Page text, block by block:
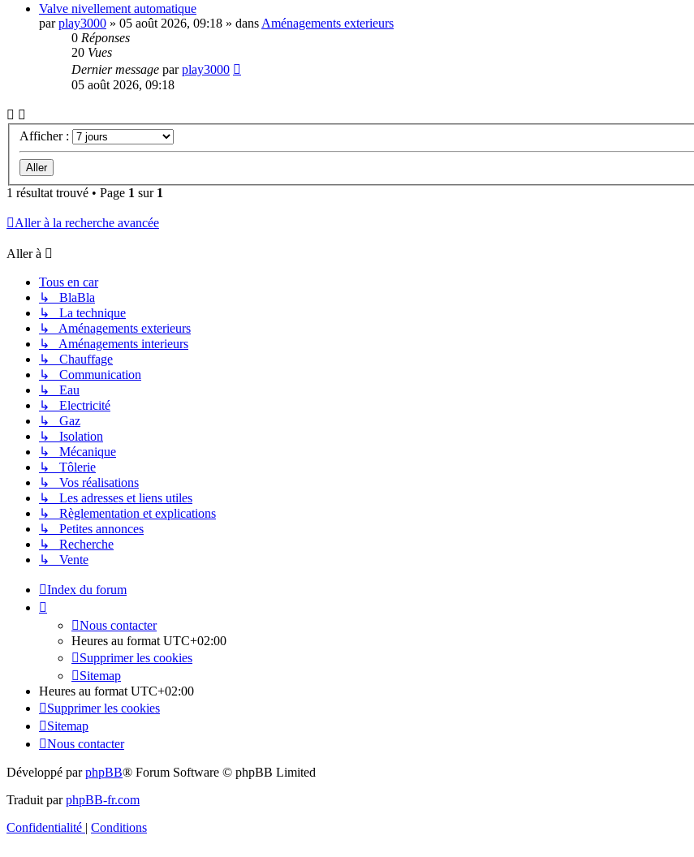
Valve nivellement automatique
parplay3000 » 05 août 2026, 09:18 » dans Aménagements exterieurs
0 Réponses
20 Vues
Dernier message parplay3000
05 août 2026, 09:18
Afficher :
1 résultat trouvé • Page 1 sur 1
Aller à la recherche avancée
Aller à
Tous en car
↳ BlaBla
↳ La technique
↳ Aménagements exterieurs
↳ Aménagements interieurs
↳ Chauffage
↳ Communication
↳ Eau
↳ Electricité
↳ Gaz
↳ Isolation
↳ Mécanique
↳ Tôlerie
↳ Vos réalisations
↳ Les adresses et liens utiles
↳ Règlementation et explications
↳ Petites annonces
↳ Recherche
↳ Vente
Index du forum
Nous contacter
Heures au formatUTC+02:00
Supprimer les cookies
Sitemap
Heures au formatUTC+02:00
Supprimer les cookies
Sitemap
Nous contacter
Développé parphpBB® Forum Software © phpBB Limited
Traduit parphpBB-fr.com
Confidentialité
Conditions